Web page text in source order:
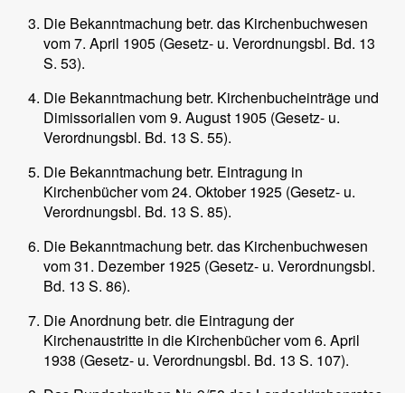
Die Bekanntmachung betr. das Kirchenbuchwesen
vom 7. April 1905 (Gesetz- u. Verordnungsbl. Bd. 13
S. 53).
Die Bekanntmachung betr. Kirchenbucheinträge und
Dimissorialien vom 9. August 1905 (Gesetz- u.
Verordnungsbl. Bd. 13 S. 55).
Die Bekanntmachung betr. Eintragung in
Kirchenbücher vom 24. Oktober 1925 (Gesetz- u.
Verordnungsbl. Bd. 13 S. 85).
Die Bekanntmachung betr. das Kirchenbuchwesen
vom 31. Dezember 1925 (Gesetz- u. Verordnungsbl.
Bd. 13 S. 86).
Die Anordnung betr. die Eintragung der
Kirchenaustritte in die Kirchenbücher vom 6. April
1938 (Gesetz- u. Verordnungsbl. Bd. 13 S. 107).